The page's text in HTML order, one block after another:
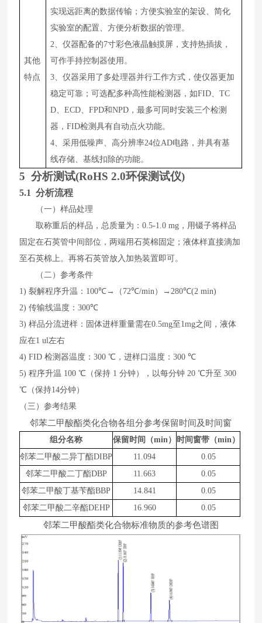
其他
特点
实现远距离的数据传输；方便实验室的架设、简化
实验室的配置、方便分析数据的管理。
2、仪器配备的7寸彩色液晶触摸屏，支持热插拔，
可作手持控制器使用。
3、仪器采用了多处理器并行工作方式，使仪器更加
稳定可靠；可选配多种高性能检测器，如FID、TC
D、ECD、FPD和NPD，最多可同时安装三个检测
器，FID检测具有自动点火功能。
4、采用低噪声、高分辨率24位AD电路，并具有基
线存储、基线扣除的功能。
5分析测试(RoHS 2.0环保测试仪)
5.1 分析流程
（一）样品处理
取称重后的样品，总质量为：0.5-1.0 mg ，用镊子将样品
固定在石英管中间部位，两端用石英棉固定；液体样直接滴加
至石英棉上。再将石英管放入加热装置即可。
（二）参考条件
1) 裂解程序升温： 100℃→（ 72℃/min ）→ 280℃(2 min)
2)传输线温度：300℃
3)样品分流进样： 固体进样重量需在0 .5mg至1mg之间，液体
应在1 ul左右
4)FID检测器温度：300℃，进样口温度：300℃
5)程序升温 100℃（保持 1分钟），以每分钟 20℃升至300
℃（保持14分钟）
（三）参考结果
邻苯二甲酸酯类化合物各组分参考保留时间及时间窗
组分名称 保留时间（min） 时间窗带（min ）
邻苯二甲酸二异丁酯DIBP 11.094
0.05
邻苯二甲酸二丁酯DBP 11.663
0.05
邻苯二甲酸丁基苄酯BBP 14. 841
0.05
邻苯二甲酸二辛酯DEHP 16. 960 0.05
邻苯二甲酸酯类化合物标准物质的参考色谱图